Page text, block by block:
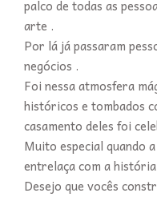
palco de todas as
arte .
Por lá já passaram
negócios .
Foi nessa atmosfera
históricos e tombados
casamento deles foi
Muito especial quando
entrelaça com a
Desejo que vocês